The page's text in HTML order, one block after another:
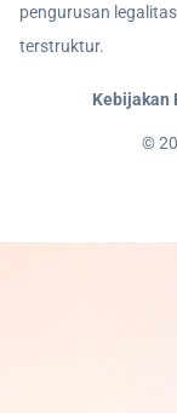
pengurusan
terstruktur.
Kebijakan
©